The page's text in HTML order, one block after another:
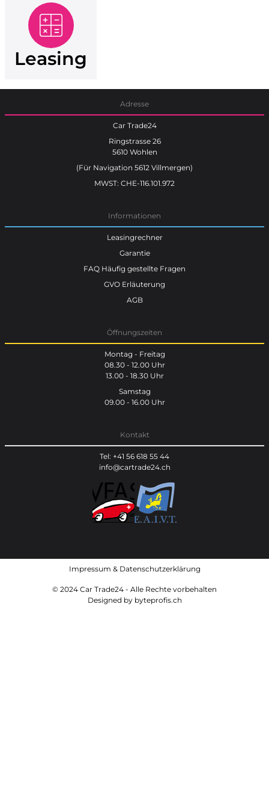
Leasing
Adresse
Car Trade24
Ringstrasse 26
5610 Wohlen
(Für Navigation 5612 Villmergen)
MWST: CHE-116.101.972
Informationen
Leasingrechner
Garantie
FAQ Häufig gestellte Fragen
GVO Erläuterung
AGB
Öffnungszeiten
Montag - Freitag
08.30 - 12.00 Uhr
13.00 - 18.30 Uhr
Samstag
09.00 - 16.00 Uhr
Kontakt
Tel: +41 56 618 55 44
info@cartrade24.ch
Impressum & Datenschutzerklärung
© 2024 Car Trade24 - Alle Rechte vorbehalten
Designed by byteprofis.ch